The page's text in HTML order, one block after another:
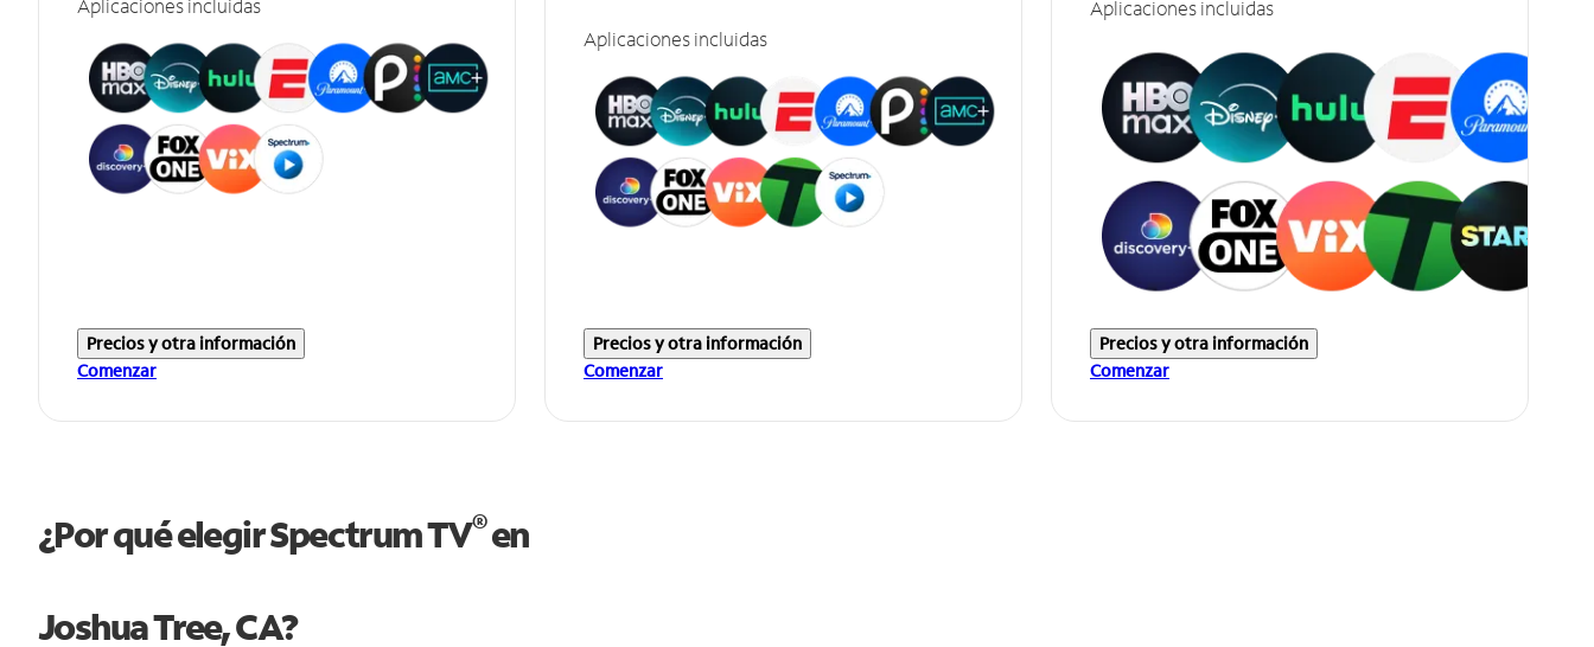
Aplicaciones incluidas
Precios y otra información
Comenzar
Aplicaciones incluidas
Precios y otra información
Comenzar
Aplicaciones incluidas
Precios y otra información
Comenzar
¿Por qué elegir Spectrum TV®en
Joshua Tree, CA?